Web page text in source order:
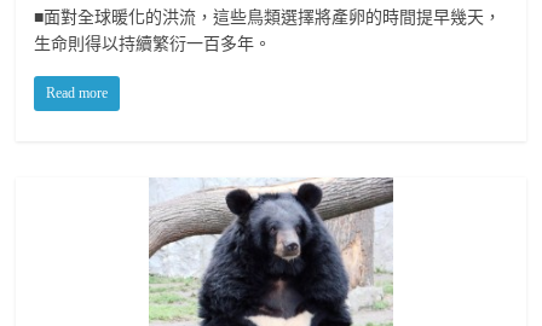
■面對全球暖化的洪流，這些鳥類選擇將產卵的時間提早幾天，
生命則得以持續繁衍一百多年。
Read more